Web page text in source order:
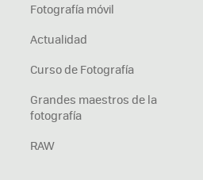
Fotografía móvil
Actualidad
Curso de Fotografía
Grandes maestros de la
fotografía
RAW